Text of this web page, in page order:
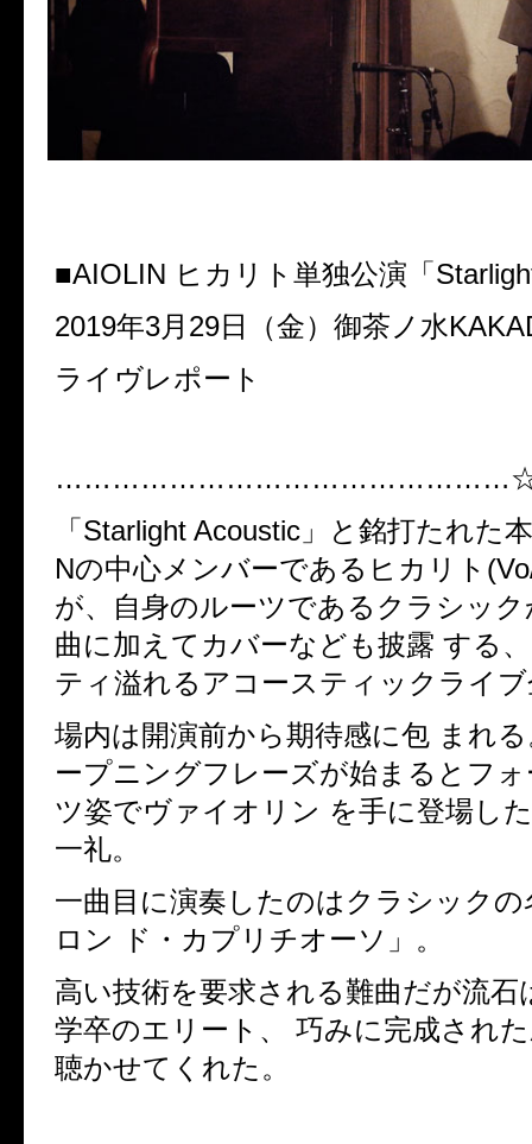
■AIOLIN ヒカリト単独公演「
2019年3月29日（金）御茶ノ水
ライヴレポート
「Starlight Acoustic」と銘打たれた
Nの中心メンバーであるヒカリト
が、自身のルーツであるクラシッ
曲に加えてカバーなども披露 する
ティ溢れるアコースティックライ
場内は開演前から期待感に包 まれ
ープニングフレーズが始まるとフ
ツ姿でヴァイオリン を手に登場し
一礼。
一曲目に演奏したのはクラシックの
ロン ド・カプリチオーソ」。
高い技術を要求される難曲だが流石
学卒のエリート、 巧みに完成され
聴かせてくれた。